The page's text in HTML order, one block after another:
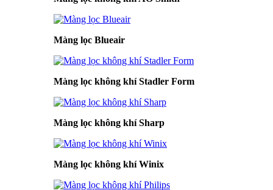
Màng lọc Blueair
Màng lọc không khí Stadler Form
Màng lọc không khí Sharp
Màng lọc không khí Winix